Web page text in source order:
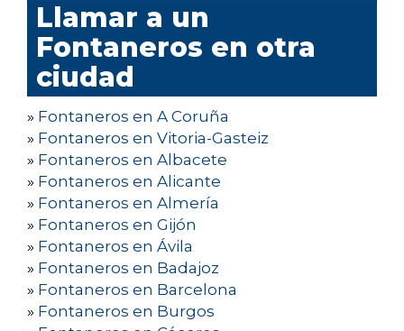
Llamar a un
Fontaneros en otra
ciudad
» Fontaneros en A Coruña
» Fontaneros en Vitoria-Gasteiz
» Fontaneros en Albacete
» Fontaneros en Alicante
» Fontaneros en Almería
» Fontaneros en Gijón
» Fontaneros en Ávila
» Fontaneros en Badajoz
» Fontaneros en Barcelona
» Fontaneros en Burgos